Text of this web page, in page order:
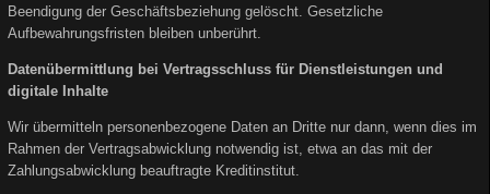
Beendigung der Geschäftsbeziehung gelöscht. Gesetzliche
Aufbewahrungsfristen bleiben unberührt.
Datenübermittlung bei Vertragsschluss für Dienstleistungen und
digitale Inhalte
Wir übermitteln personenbezogene Daten an Dritte nur dann, wenn dies im
Rahmen der Vertragsabwicklung notwendig ist, etwa an das mit der
Zahlungsabwicklung beauftragte Kreditinstitut.